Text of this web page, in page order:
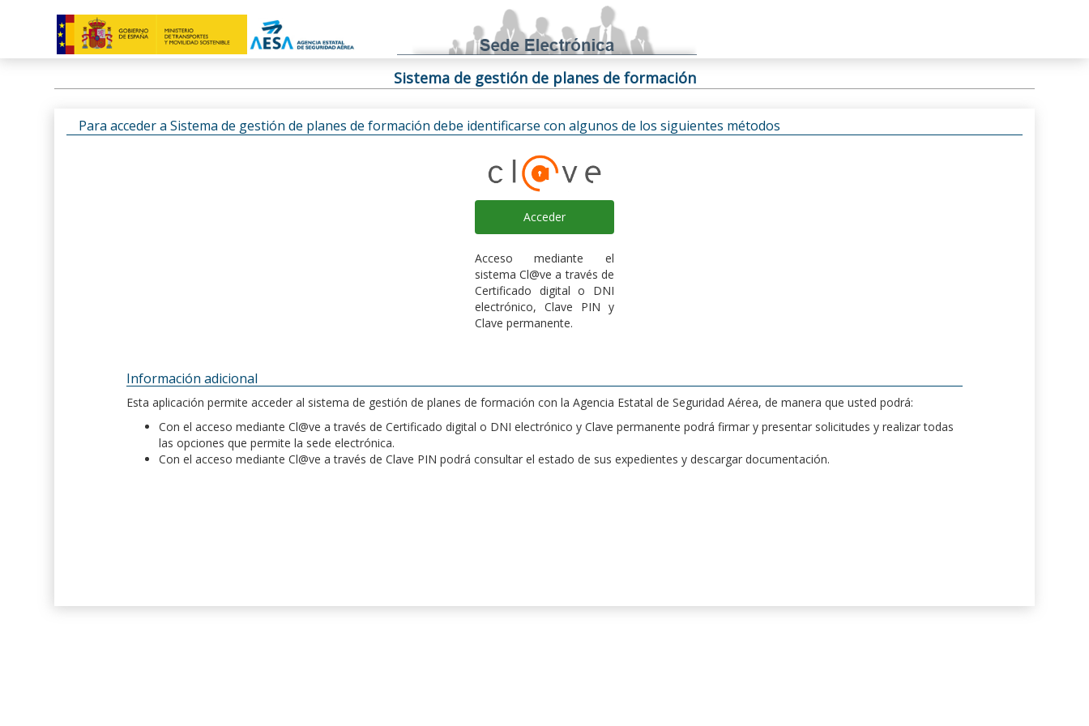
Sistema de gestión de planes de formación
Para acceder a Sistema de gestión de planes de formación debe identificarse con algunos de los siguientes métodos
Acceder
Acceso mediante el
sistema Cl@ve a través de
Certificado digital o DNI
electrónico, Clave PIN y
Clave permanente.
Información adicional
Esta aplicación permite acceder al sistema de gestión de planes de formación con la Agencia Estatal de Seguridad Aérea, de manera que usted podrá:
Con el acceso mediante Cl@ve a través de Certificado digital o DNI electrónico y Clave permanente podrá firmar y presentar solicitudes y realizar todas
las opciones que permite la sede electrónica.
Con el acceso mediante Cl@ve a través de Clave PIN podrá consultar el estado de sus expedientes y descargar documentación.